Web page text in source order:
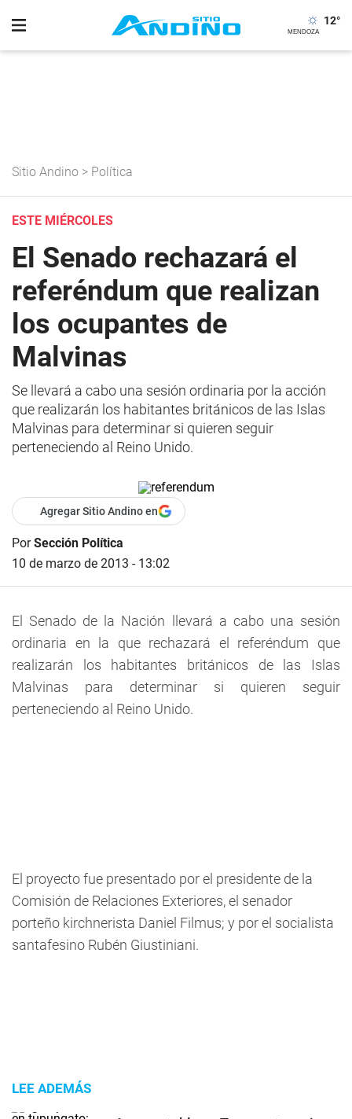
12°
Sitio Andino > Política
ESTE MIÉRCOLES
El Senado rechazará el
referéndum que realizan
los ocupantes de
Malvinas
Se llevará a cabo una sesión ordinaria por la acción
que realizarán los habitantes británicos de las Islas
Malvinas para determinar si quieren seguir
perteneciendo al Reino Unido.
Agregar Sitio Andino en
PorSección Política
10 de marzo de 2013 - 13:02
El Senado de la Nación llevará a cabo una sesión
ordinaria en la que rechazará el referéndum que
realizarán los habitantes británicos de las Islas
Malvinas para determinar si quieren seguir
perteneciendo al Reino Unido.
El proyecto fue presentado por el presidente de la
Comisión de Relaciones Exteriores, el senador
porteño kirchnerista Daniel Filmus; y por el socialista
santafesino Rubén Giustiniani.
LEE ADEMÁS